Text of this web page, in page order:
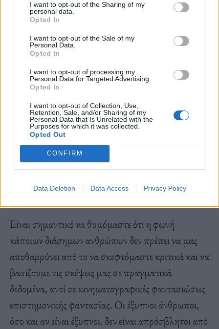
I want to opt-out of the Sharing of my
personal data.
Opted In
I want to opt-out of the Sale of my
Personal Data.
Opted In
I want to opt-out of processing my
Personal Data for Targeted Advertising.
Opted In
I want to opt-out of Collection, Use,
Retention, Sale, and/or Sharing of my
Personal Data that Is Unrelated with the
Purposes for which it was collected.
Opted Out
CONFIRM
Data Deletion Data Access Privacy Policy
Εμείς, οι άνθρωποι, έχουμε την επιθυμία να
επιβιώσουμε και να αναπαραχθούμε, και ο
εγκέφαλός μας είναι γεμάτος με χιλιάδες πιθανές
συμπεριφορές που μας καθοδηγούν σε αυτή την
αναζήτηση. Αντίθετα, τα προγράμματα
υπολογιστών δεν έχουν καμία τέτοια δυνατότητα.
Η ιδέα ότι μια ρομποτική μηχανή θα μπορούσε να
“αποφασίσει” να γίνει παντοδύναμη δεν είναι
απλώς ανόητη· αποκαλύπτει μια βαθιά παρανόηση
της ανθρώπινης βιολογίας και της φύσης του
λογισμικού.
Είναι σημαντικό να θυμόμαστε ότι η φωνή
κάποιων διάσημων ανθρώπων δεν πρέπει να μας
αποθαρρύνει από το να σκεφτόμαστε κριτικά και να
βασίζουμε τις σκέψεις μας σε πραγματικά
δεδομένα, αντί σε κινηματογραφικές φαντασιώσεις
επιστημονικής φαντασίας. Οι έξυπνοι άνθρωποι,
όσο και αν είναι έξυπνοι, δεν είναι απρόσβλητοι από